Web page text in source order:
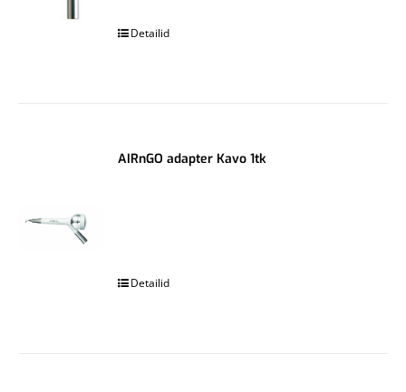
Detailid
AIRnGO adapter Kavo 1tk
Detailid